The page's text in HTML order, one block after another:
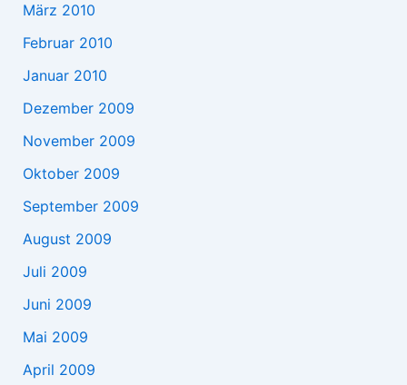
März 2010
Februar 2010
Januar 2010
Dezember 2009
November 2009
Oktober 2009
September 2009
August 2009
Juli 2009
Juni 2009
Mai 2009
April 2009